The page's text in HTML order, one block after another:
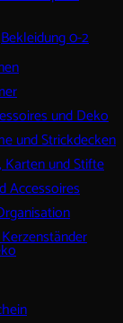
und Deko
und Strickdecken
Karten und Stifte
Accessoires
Bekleidung 0-2